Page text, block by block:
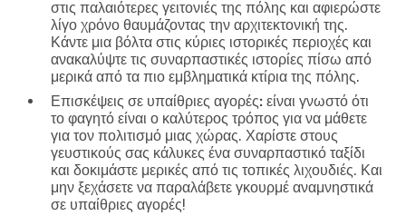
στις παλαιότερες γειτονιές της πόλης και αφιερώστε
λίγο χρόνο θαυμάζοντας την αρχιτεκτονική της.
Κάντε μια βόλτα στις κύριες ιστορικές περιοχές και
ανακαλύψτε τις συναρπαστικές ιστορίες πίσω από
μερικά από τα πιο εμβληματικά κτίρια της πόλης.
Επισκέψεις σε υπαίθριες αγορές: είναι γνωστό ότι
το φαγητό είναι ο καλύτερος τρόπος για να μάθετε
για τον πολιτισμό μιας χώρας. Χαρίστε στους
γευστικούς σας κάλυκες ένα συναρπαστικό ταξίδι
και δοκιμάστε μερικές από τις τοπικές λιχουδιές. Και
μην ξεχάσετε να παραλάβετε γκουρμέ αναμνηστικά
σε υπαίθριες αγορές!